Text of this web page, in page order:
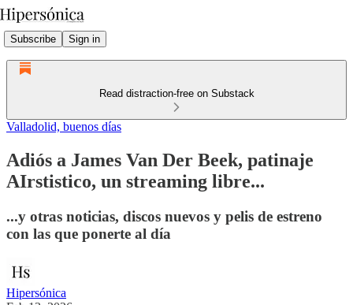
Subscribe Sign in
Read distraction-free on Substack
Valladolid, buenos días
Adiós a James Van Der Beek, patinaje
AIrstistico, un streaming libre...
...y otras noticias, discos nuevos y pelis de estreno
con las que ponerte al día
Hipersónica